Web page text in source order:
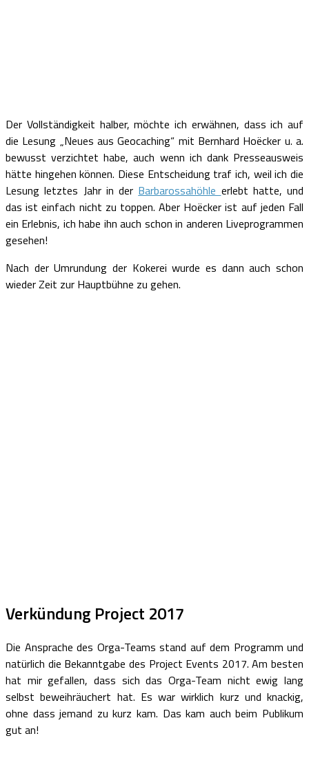
Der Vollständigkeit halber, möchte ich erwähnen, dass ich auf
die Lesung „Neues aus Geocaching“ mit Bernhard Hoëcker u. a.
bewusst verzichtet habe, auch wenn ich dank Presseausweis
hätte hingehen können. Diese Entscheidung traf ich, weil ich die
Lesung letztes Jahr in der Barbarossahöhle erlebt hatte, und
das ist einfach nicht zu toppen. Aber Hoëcker ist auf jeden Fall
ein Erlebnis, ich habe ihn auch schon in anderen Liveprogrammen
gesehen!
Nach der Umrundung der Kokerei wurde es dann auch schon
wieder Zeit zur Hauptbühne zu gehen.
Verkündung Project 2017
Die Ansprache des Orga-Teams stand auf dem Programm und
natürlich die Bekanntgabe des Project Events 2017. Am besten
hat mir gefallen, dass sich das Orga-Team nicht ewig lang
selbst beweihräuchert hat. Es war wirklich kurz und knackig,
ohne dass jemand zu kurz kam. Das kam auch beim Publikum
gut an!